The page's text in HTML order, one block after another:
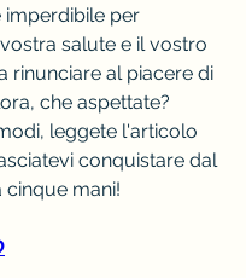
imperdibile per
salute e il vostro
rinunciare al piacere di
che aspettate?
leggete l'articolo
conquistare dal
cinque mani!